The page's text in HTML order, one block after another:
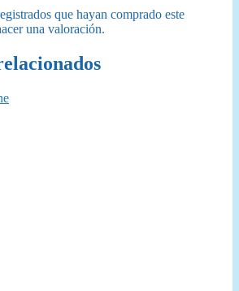
que hayan comprado este
una valoración.